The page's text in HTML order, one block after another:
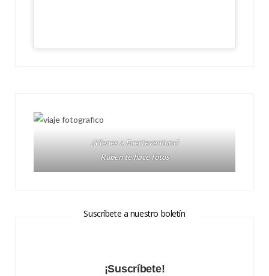
¿Vienes a Fuerteventura?
Ruben te hace fotos
Suscríbete a nuestro boletín
¡Suscríbete!